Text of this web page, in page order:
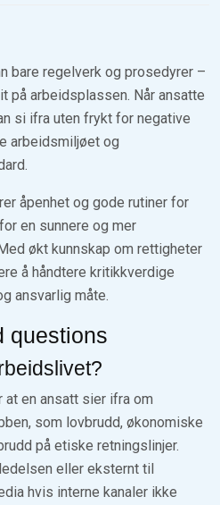
bare regelverk og prosedyrer –
på arbeidsplassen. Når ansatte
si ifra uten frykt for negative
arbeidsmiljøet og
åpenhet og gode rutiner for
en sunnere og mer
økt kunnskap om rettigheter
å håndtere kritikkverdige
ansvarlig måte.
questions
en ansatt sier ifra om
som lovbrudd, økonomiske
på etiske retningslinjer.
eller eksternt til
hvis interne kanaler ikke